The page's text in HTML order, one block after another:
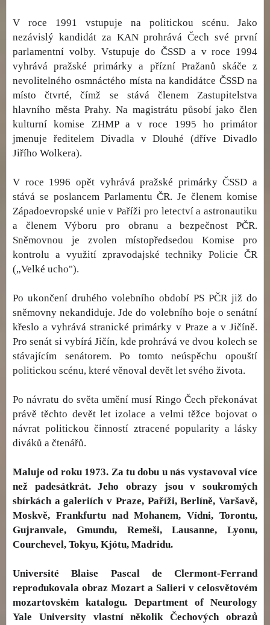
V roce 1991 vstupuje na politickou scénu. Jako
nezávislý kandidát za KAN prohrává Čech své první
parlamentní volby. Vstupuje do ČSSD a v roce 1994
vyhrává pražské primárky a přízní Pražanů skáče z
nevolitelného osmnáctého místa na kandidátce ČSSD na
místo čtvrté, čímž se stává členem Zastupitelstva
hlavního města Prahy. Na magistrátu působí jako člen
kulturní komise ZHMP a v roce 1995 ho primátor
jmenuje ředitelem Divadla v Dlouhé (dříve Divadlo
Jiřího Wolkera).
V roce 1996 opět vyhrává pražské primárky ČSSD a
stává se poslancem Parlamentu ČR. Je členem komise
Západoevropské unie v Paříži pro letectví a astronautiku
a členem Výboru pro obranu a bezpečnost PČR.
Sněmovnou je zvolen místopředsedou Komise pro
kontrolu a využití zpravodajské techniky Policie ČR
(„Velké ucho").
Po ukončení druhého volebního období PS PČR již do
sněmovny nekandiduje. Jde do volebního boje o senátní
křeslo a vyhrává stranické primárky v Praze a v Jičíně.
Pro senát si vybírá Jičín, kde prohrává ve dvou kolech se
stávajícím senátorem. Po tomto neúspěchu opouští
politickou scénu, které věnoval devět let svého života.
Po návratu do světa umění musí Ringo Čech překonávat
právě těchto devět let izolace a velmi těžce bojovat o
návrat politickou činností ztracené popularity a lásky
diváků a čtenářů.
Maluje od roku 1973. Za tu dobu u nás vystavoval více
než padesátkrát. Jeho obrazy jsou v soukromých
sbírkách a galeriích v Praze, Paříži, Berlíně, Varšavě,
Moskvě, Frankfurtu nad Mohanem, Vídni, Torontu,
Gujranvale, Gmundu, Remeši, Lausanne, Lyonu,
Courchevel, Tokyu, Kjótu, Madridu.
Université Blaise Pascal de Clermont-Ferrand
reprodukovala obraz Mozart a Salieri v celosvětovém
mozartovském katalogu. Department of Neurology
Yale University vlastní několik Čechových obrazů